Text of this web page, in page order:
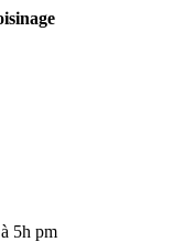
5h pm